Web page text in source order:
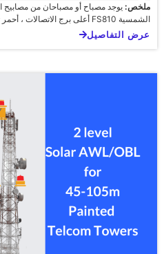
ملخص: يوجد مصباح أو مصباحان من مصابيح
الشمسية FS810 أعلى برج الاتصالات ، أحمر ثابت> 10cd [...]
عرض التفاصيل